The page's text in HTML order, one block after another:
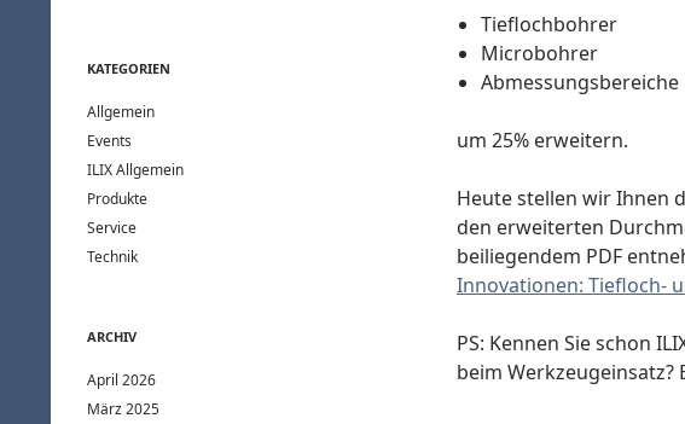
Tieflochbohrer
Microbohrer
Abmessungsbereiche
um 25% erweitern.
Heute stellen wir Ihnen
den erweiterten
beiliegendem PDF
Innovationen: Tiefloch-
PS: Kennen Sie schon
beim Werkzeugeinsatz?
KATEGORIEN
Allgemein
Events
ILIX Allgemein
Produkte
Service
Technik
ARCHIV
April 2026
März 2025